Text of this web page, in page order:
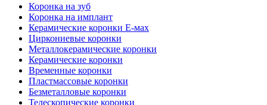
Коронка на зуб
Коронка на имплант
Керамические коронки Е-мах
Циркониевые коронки
Металлокерамические коронки
Керамические коронки
Временные коронки
Пластмассовые коронки
Безметалловые коронки
Телескопические коронки